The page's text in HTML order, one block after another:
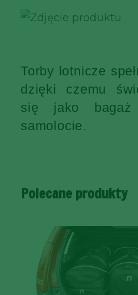
Torby lotnicze
dzięki czemu
się jako bagaż
samolocie.
Polecane produkty